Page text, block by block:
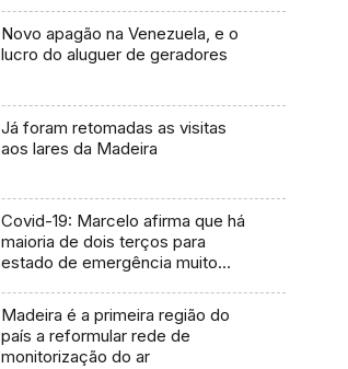
Novo apagão na Venezuela, e o
lucro do aluguer de geradores
Já foram retomadas as visitas
aos lares da Madeira
Covid-19: Marcelo afirma que há
maioria de dois terços para
estado de emergência muito
Madeira é a primeira região do
país a reformular rede de
monitorização do ar